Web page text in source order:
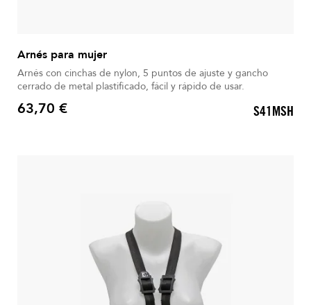
Arnés para mujer
Arnés con cinchas de nylon, 5 puntos de ajuste y gancho
cerrado de metal plastificado, fácil y rápido de usar.
Precio
63,70 € S41MSH